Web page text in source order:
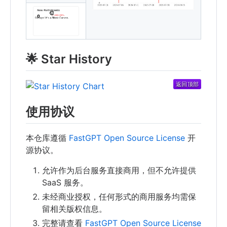
🌟 Star History
使用协议
本仓库遵循 FastGPT Open Source License 开
源协议。
允许作为后台服务直接商用，但不允许提供
SaaS 服务。
未经商业授权，任何形式的商用服务均需保
留相关版权信息。
完整请查看 FastGPT Open Source License